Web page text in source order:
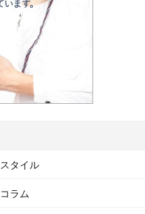
スタイル
コラム